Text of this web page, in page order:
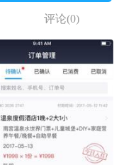
评论(0)